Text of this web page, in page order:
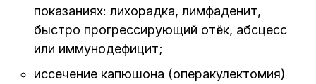
показаниях: лихорадка, лимфаденит,
быстро прогрессирующий отёк, абсцесс
или иммунодефицит;
иссечение капюшона (операкулектомия)